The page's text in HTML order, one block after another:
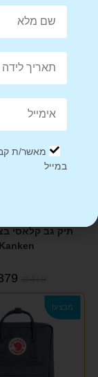
מוצרים
מבצע!
תיק גב קלאסי
Kanken
₪419
מבצע!
מאשר/ת
במייל